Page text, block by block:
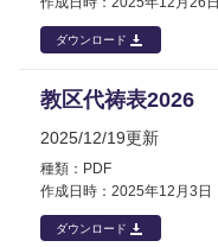
ダウンロード
教区代祷表2026
2025/12/19更新
PDF
2025年12月3日
ダウンロード